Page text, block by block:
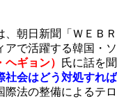
、朝日新聞「ＷＥＢＲ
アで活躍する韓国・ソ
ギョン） 氏に話を聞
社会はどう対処すれば
際法の整備によるテロ